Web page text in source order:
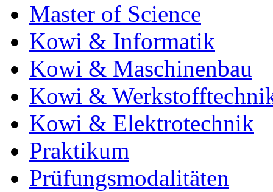
Master of Science
Kowi & Informatik
Kowi & Maschinenbau
Kowi &
Kowi & Elektrotechnik
Praktikum
Prüfungsmodalitäten